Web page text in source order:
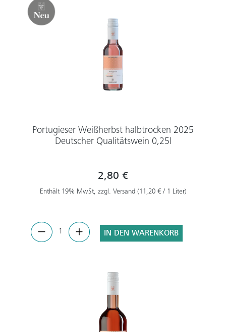
Portugieser Weißherbst halbtrocken 2025
Deutscher Qualitätswein 0,25l
2,80 €
Enthält 19% MwSt, zzgl. Versand (11,20 € / 1 Liter)
IN DEN WARENKORB